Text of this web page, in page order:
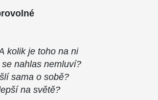
kolik je toho na ni
nahlas nemluví?
sama o sobě?
na světě?